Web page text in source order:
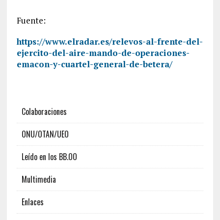
Fuente:
https://www.elradar.es/relevos-al-frente-del-
ejercito-del-aire-mando-de-operaciones-
emacon-y-cuartel-general-de-betera/
Colaboraciones
ONU/OTAN/UEO
Leído en los BB.OO
Multimedia
Enlaces